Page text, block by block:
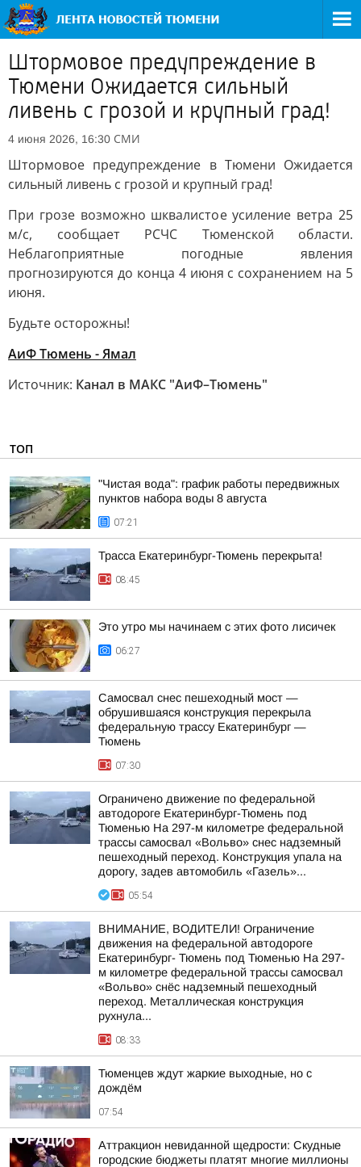
Штормовое предупреждение в
Тюмени Ожидается сильный
ливень с грозой и крупный град!
4 июня 2026, 16:30 СМИ
Штормовое предупреждение в Тюмени Ожидается
сильный ливень с грозой и крупный град!
При грозе возможно шквалистое усиление ветра 25
м/c, сообщает РСЧС Тюменской области.
Неблагоприятные погодные явления
прогнозируются до конца 4 июня с сохранением на 5
июня.
Будьте осторожны!
АиФ Тюмень - Ямал
Источник: Канал в МАКС "АиФ–Тюмень"
ТОП
"Чистая вода": график работы передвижных
пунктов набора воды 8 августа
07:21
Трасса Екатеринбург-Тюмень перекрыта!
08:45
Это утро мы начинаем с этих фото лисичек
06:27
Самосвал снес пешеходный мост —
обрушившаяся конструкция перекрыла
федеральную трассу Екатеринбург —
Тюмень
07:30
Ограничено движение по федеральной
автодороге Екатеринбург-Тюмень под
Тюменью На 297-м километре федеральной
трассы самосвал «Вольво» снес надземный
пешеходный переход. Конструкция упала на
дорогу, задев автомобиль «Газель»...
05:54
ВНИМАНИЕ, ВОДИТЕЛИ! Ограничение
движения на федеральной автодороге
Екатеринбург- Тюмень под Тюменью На 297-
м километре федеральной трассы самосвал
«Вольво» снёс надземный пешеходный
переход. Металлическая конструкция
рухнула...
08:33
Тюменцев ждут жаркие выходные, но с
дождём
07:54
Аттракцион невиданной щедрости: Скудные
городские бюджеты платят многие миллионы